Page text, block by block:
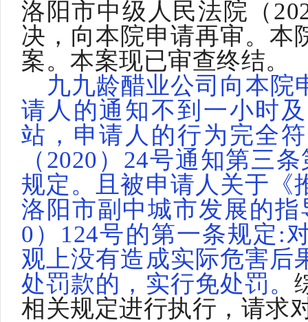
洛阳市中级人民法院（
决，向本院申请再审。本
案。本案现已审查终结。
九九龄醋业公司向本院
请人的通知不到一小时
站，申请人的行为完全
（ 2020）24号通知第三
规定。且被申请人关于《
洛阳市副中城市发展的
0）124号的第一条规定:
观上没有造成实际危害后
处罚款的，实行免处罚。
相关规定进行执行，请求